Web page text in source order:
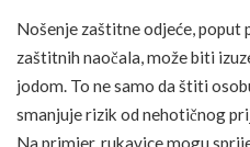
Nošenje zaštitne odjeće, poput
zaštitnih naočala, može biti
jodom. To ne samo da štiti
smanjuje rizik od nehotičnog
Na primjer, rukavice mogu